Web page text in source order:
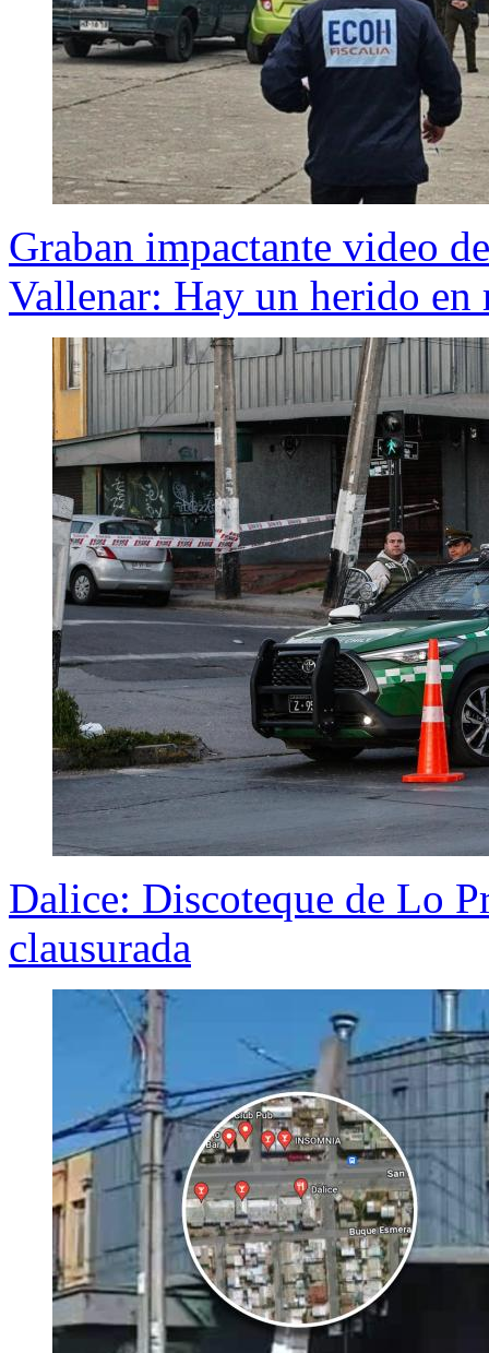
Graban impactante video
Vallenar: Hay un herido en
Dalice: Discoteque de Lo
clausurada